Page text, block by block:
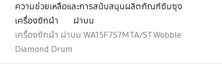
ความช่วยเหลือและการสนับสนุนผลิตภัณฑ์ซัมซุง
เครื่องซักผ้า
ฝาบน
เครื่องซักผ้า ฝาบน WA15F7S7MTA/ST Wobble
Diamond Drum